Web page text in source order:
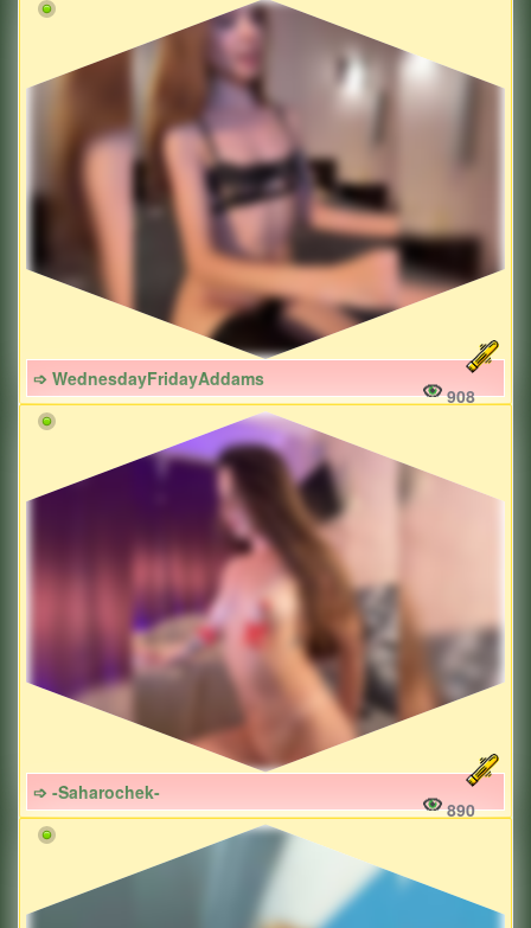
➩ WednesdayFridayAddams
908
➩ -Saharochek-
890